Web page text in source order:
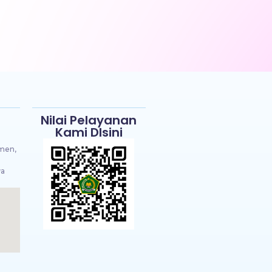
Kementerian
Kabupaten
Kebumen
menghadirkan